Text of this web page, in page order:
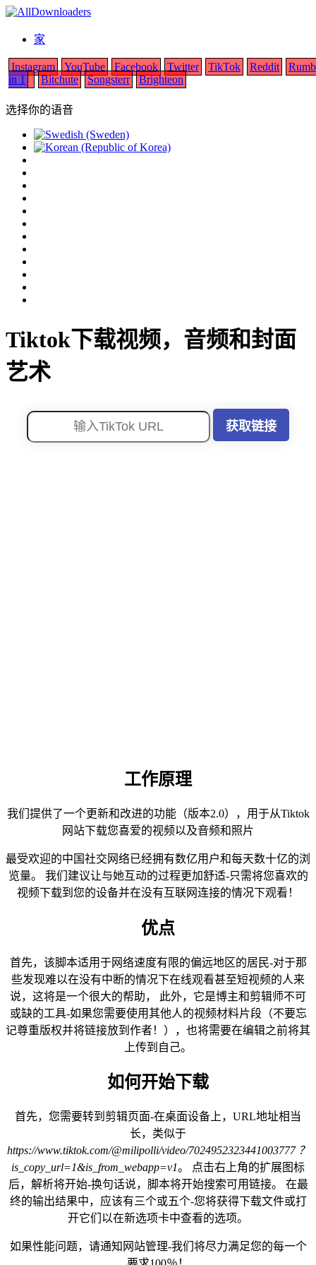
家
Instagram YouTube Facebook Twitter TikTok Reddit
in 1
Bitchute Songsterr Brighteon
选择你的语音
Tiktok下载视频，音频和封面
艺术
工作原理
我们提供了一个更新和改进的功能（版本2.0），用于从Tiktok
网站下载您喜爱的视频以及音频和照片
最受欢迎的中国社交网络已经拥有数亿用户和每天数十亿的浏
览量。 我们建议让与她互动的过程更加舒适-只需将您喜欢的
视频下载到您的设备并在没有互联网连接的情况下观看！
优点
首先，该脚本适用于网络速度有限的偏远地区的居民-对于那
些发现难以在没有中断的情况下在线观看甚至短视频的人来
说，这将是一个很大的帮助， 此外，它是博主和剪辑师不可
或缺的工具-如果您需要使用其他人的视频材料片段（不要忘
记尊重版权并将链接放到作者！），也将需要在编辑之前将其
上传到自己。
如何开始下载
首先，您需要转到剪辑页面-在桌面设备上，URL地址相当
长，类似于
https://www.tiktok.com/@milipolli/video/7024952323441003777 ？
is_copy_url=1&is_from_webapp=v1。 点击右上角的扩展图标
后，解析将开始-换句话说，脚本将开始搜索可用链接。 在最
终的输出结果中，应该有三个或五个-您将获得下载文件或打
开它们以在新选项卡中查看的选项。
如果性能问题，请通知网站管理-我们将尽力满足您的每一个